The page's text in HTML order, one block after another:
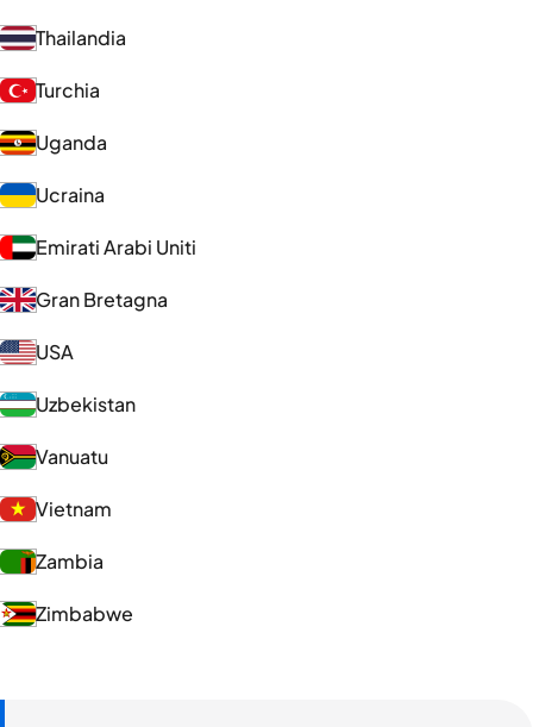
Thailandia
Turchia
Uganda
Ucraina
Emirati Arabi Uniti
Gran Bretagna
USA
Uzbekistan
Vanuatu
Vietnam
Zambia
Zimbabwe